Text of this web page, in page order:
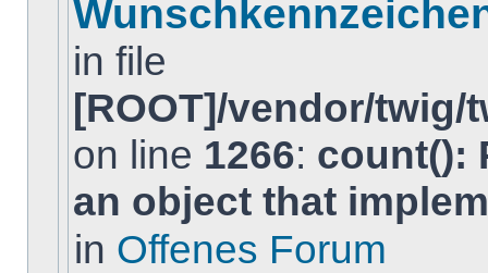
Thema.
gibt
keine
neuen
BeitrÃ¤ge
in file
[ROOT]/vendor/
on line 1266: count():
an object that
in Offenes Forum